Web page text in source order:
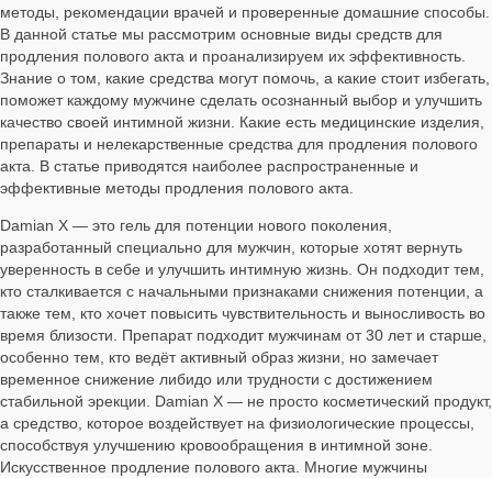
методы, рекомендации врачей и проверенные домашние способы.
В данной статье мы рассмотрим основные виды средств для
продления полового акта и проанализируем их эффективность.
Знание о том, какие средства могут помочь, а какие стоит избегать,
поможет каждому мужчине сделать осознанный выбор и улучшить
качество своей интимной жизни. Какие есть медицинские изделия,
препараты и нелекарственные средства для продления полового
акта. В статье приводятся наиболее распространенные и
эффективные методы продления полового акта.
Damian X — это гель для потенции нового поколения,
разработанный специально для мужчин, которые хотят вернуть
уверенность в себе и улучшить интимную жизнь. Он подходит тем,
кто сталкивается с начальными признаками снижения потенции, а
также тем, кто хочет повысить чувствительность и выносливость во
время близости. Препарат подходит мужчинам от 30 лет и старше,
особенно тем, кто ведёт активный образ жизни, но замечает
временное снижение либидо или трудности с достижением
стабильной эрекции. Damian X — не просто косметический продукт,
а средство, которое воздействует на физиологические процессы,
способствуя улучшению кровообращения в интимной зоне.
Искусственное продление полового акта. Многие мужчины